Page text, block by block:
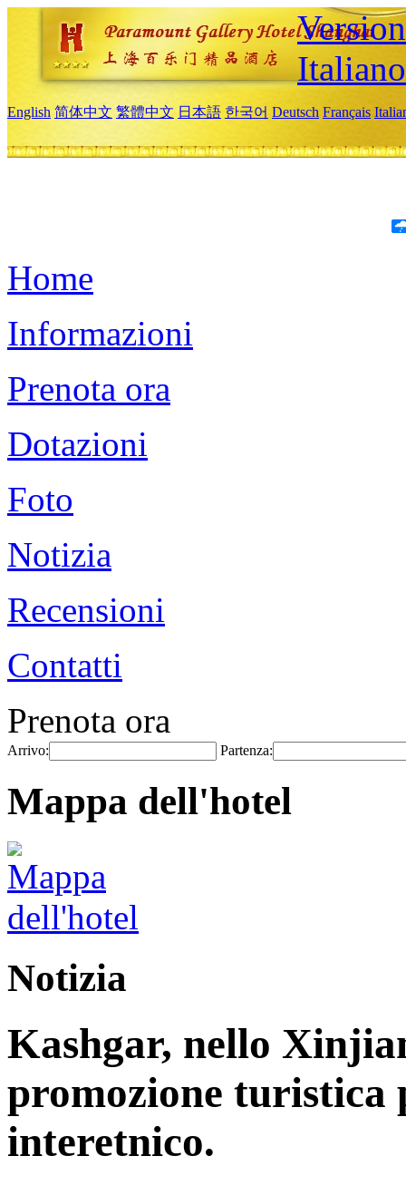
Italiano
English 简体中文 繁體中文 日本語 한국어 Deutsch Français
Home
Informazioni
Prenota ora
Dotazioni
Foto
Notizia
Recensioni
Contatti
Prenota ora
Arrivo: Partenza:
Mappa dell'hotel
Notizia
Kashgar, nello
promozione turistica
interetnico.